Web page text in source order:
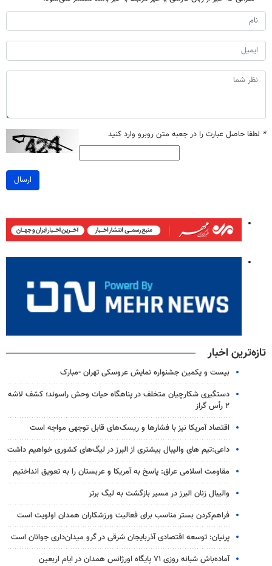
* لطفا حاصل عبارت را در جعبه متن روبرو وارد کنید
ارسال
تازه‌ترین اخبار
بیست و یکمین جشنواره نمایش عروسکی تهران -مبارک
دستگیری شکارچیان متخلف در پناهگاه حیات وحش راسوند؛ کشف لاشه
۲ رأس گراز
اقتصاد آمریکا نیز با فشارها و ریسک‌های قابل توجهی مواجه است
داعی:تیم های والیبال بیشتری از البرز در لیگ‌های کشوری خواهیم داشت
مقاومت اسلامی عراق: پاسخ به آمریکا و عربستان را به تعویق انداختیم
والیبال زنان البرز در مسیر بازگشت به لیگ برتر
فراهم‌کردن بستر مناسب برای فعالیت ورزشکاران همدان اولویت است
پرنیان: توسعه اقتصادی آذربایجان شرقی در گرو میدان‌داری جوانان است
آماده‌باش شبانه روزی ۷۱ پایگاه اورژانس همدان در ایام اربعین